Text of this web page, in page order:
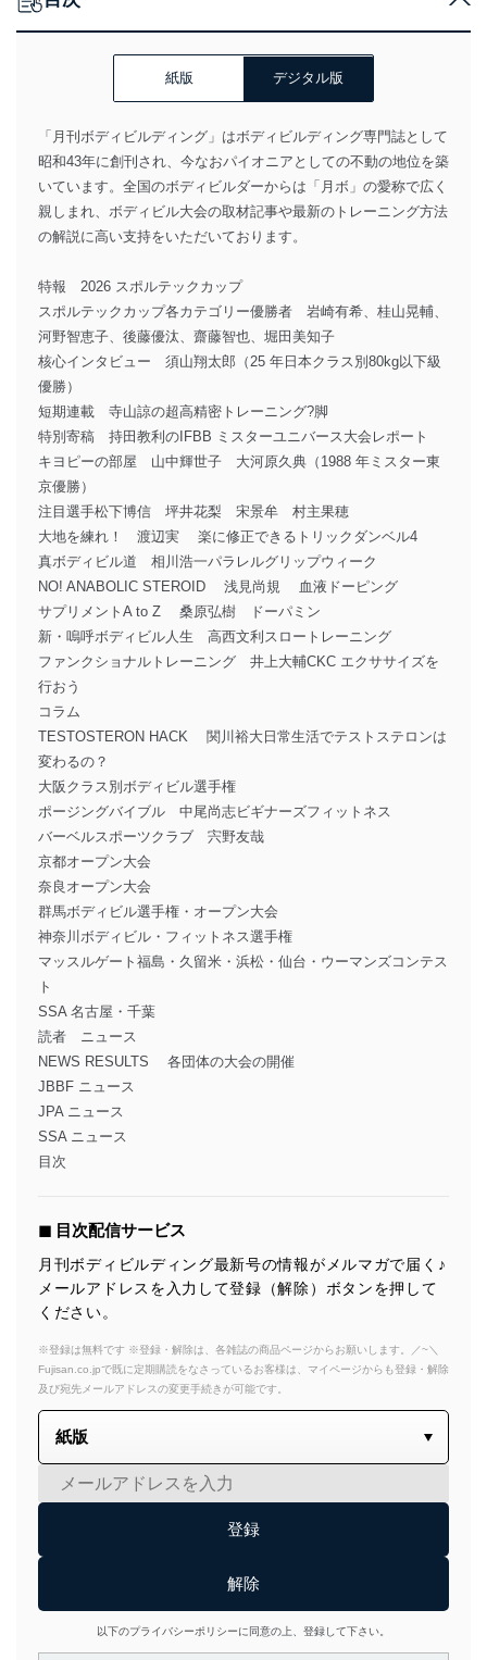
紙版 デジタル版
「月刊ボディビルディング」はボディビルディング専門誌として
昭和43年に創刊され、今なおパイオニアとしての不動の地位を築
いています。全国のボディビルダーからは「月ボ」の愛称で広く
親しまれ、ボディビル大会の取材記事や最新のトレーニング方法
の解説に高い支持をいただいております。
特報 2026 スポルテックカップ
スポルテックカップ各カテゴリー優勝者 岩崎有希、桂山晃輔、
河野智恵子、後藤優汰、齋藤智也、堀田美知子
核心インタビュー 須山翔太郎（25 年日本クラス別80kg以下級
優勝）
短期連載 寺山諒の超高精密トレーニング?脚
特別寄稿 持田教利のIFBB ミスターユニバース大会レポート
キヨピーの部屋 山中輝世子 大河原久典（1988 年ミスター東
京優勝）
注目選手松下博信 坪井花梨 宋景牟 村主果穂
大地を練れ！ 渡辺実 楽に修正できるトリックダンベル4
真ボディビル道 相川浩一パラレルグリップウィーク
NO! ANABOLIC STEROID 浅見尚規 血液ドーピング
サプリメントA to Z 桑原弘樹 ドーパミン
新・嗚呼ボディビル人生 高西文利スロートレーニング
ファンクショナルトレーニング 井上大輔CKC エクササイズを
行おう
コラム
TESTOSTERON HACK 関川裕大日常生活でテストステロンは
変わるの？
大阪クラス別ボディビル選手権
ポージングバイブル 中尾尚志ビギナーズフィットネス
バーベルスポーツクラブ 宍野友哉
京都オープン大会
奈良オープン大会
群馬ボディビル選手権・オープン大会
神奈川ボディビル・フィットネス選手権
マッスルゲート福島・久留米・浜松・仙台・ウーマンズコンテス
ト
SSA 名古屋・千葉
読者 ニュース
NEWS RESULTS 各団体の大会の開催
JBBF ニュース
JPA ニュース
SSA ニュース
目次
◼︎ 目次配信サービス
月刊ボディビルディング最新号の情報がメルマガで届く♪
メールアドレスを入力して登録（解除）ボタンを押して
ください。
※登録は無料です ※登録・解除は、各雑誌の商品ページからお願いします。／~＼
Fujisan.co.jpで既に定期購読をなさっているお客様は、マイページからも登録・解除
及び宛先メールアドレスの変更手続きが可能です。
以下のプライバシーポリシーに同意の上、登録して下さい。